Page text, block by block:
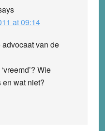
at 09:14
van de
Wie
en wat niet?